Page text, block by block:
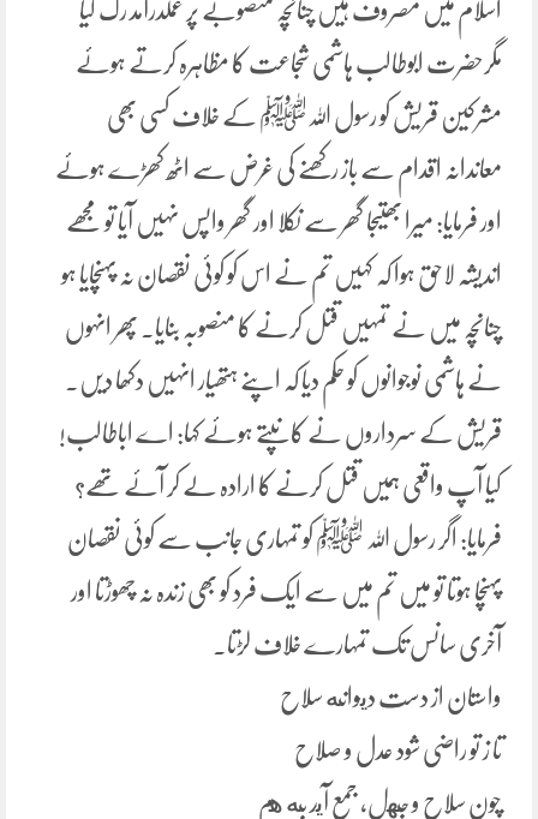
اسلام میں مصروف ہیں چنانچہ منصوبے پر عملدرآمد رک گیا
مگرحضرت ابوطالب ہاشمی شجاعت کا مظاہرہ کرتے ہوئے
مشرکین قریش کو رسول اللہﷺ کے خلاف کسی بھی
معاندانہ اقدام سے باز رکھنے کی غرض سے اٹھ کھڑے ہوئے
اور فرمایا: میرا بھتیجا گھر سے نکلا اور گھر واپس نہیں آیا تو مجھے
اندیشہ لاحق ہوا کہ کہیں تم نے اس کو کوئی نقصان نہ پہنچایا ہو
چنانچہ میں نے تمہیں قتل کرنے کا منصوبہ بنایا۔ پھر انہوں
نے ہاشمی نوجوانوں کو حکم دیا کہ اپنے ہتھیار انہیں دکھا دیں۔
قریش کے سرداروں نے کانپتے ہوئے کہا: اے اباطالب!
کیا آپ واقعی ہمیں قتل کرنے کا ارادہ لے کر آئے تھے؟
فرمایا: اگر رسول اللہ ﷺ کو تمہاری جانب سے کوئی نقصان
پہنچا ہوتا تو میں تم میں سے ایک فرد کو بھی زندہ نہ چھوڑتا اور
آخری سانس تک تمہارے خلاف لڑتا۔
واستان از دست ديوانه سلاح
تا ز تو راضی شود عدل و صلاح
چون سلاح و جهل، جمع آيد به هم